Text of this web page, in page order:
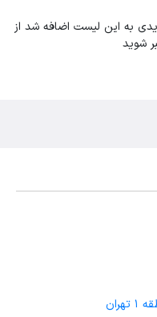
به این لیست اضافه شد از
شوید